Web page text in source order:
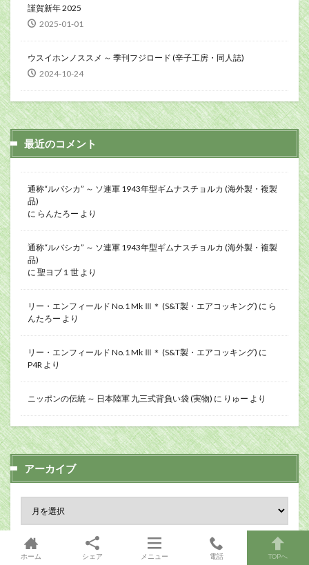
謹賀新年 2025
2025-01-01
ウスイホンノススメ ～ 季刊フジロード (辛子工房・同人誌)
2024-10-24
最近のコメント
通称“ルバシカ” ～ ソ連軍 1943年型ギムナスチョルカ (海外製・複製
品)
に らんたろー より
通称“ルバシカ” ～ ソ連軍 1943年型ギムナスチョルカ (海外製・複製
品)
に 聖ヨブ１世 より
リー・エンフィールド No.1 Mk Ⅲ＊ (S&T製・エアコッキング) に ら
んたろー より
リー・エンフィールド No.1 Mk Ⅲ＊ (S&T製・エアコッキング) に
P4R より
ニッポンの伝統 ～ 日本陸軍 九三式背負い袋 (実物) に りゅー より
アーカイブ
ホーム シェア メニュー 電話 TOPへ